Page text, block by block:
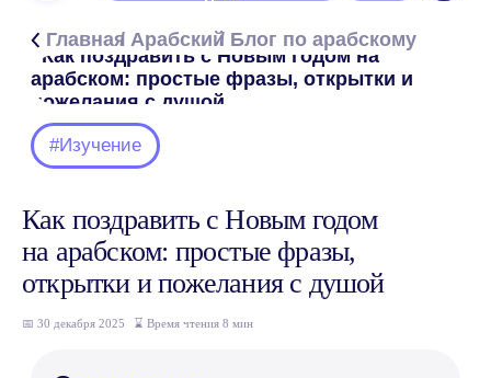
#Изучение
Как поздравить с Новым годом
на арабском: простые фразы,
открытки и пожелания с душой
📅 30 декабря 2025 ⌛ Время чтения 8 мин
Содержание
1. Простые фразы, которые подойдут всем
теплее